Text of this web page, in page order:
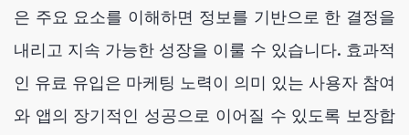
은 주요 요소를 이해하면 정보를 기반으로 한 결정을
내리고 지속 가능한 성장을 이룰 수 있습니다. 효과적
인 유료 유입은 마케팅 노력이 의미 있는 사용자 참여
와 앱의 장기적인 성공으로 이어질 수 있도록 보장합